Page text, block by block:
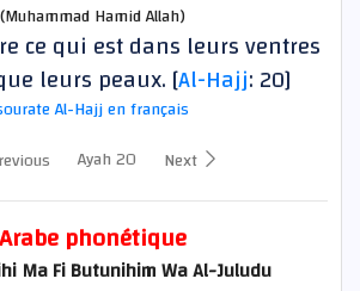
(Muhammad Hamid Allah)
ce qui est dans leurs ventres
leurs peaux. [Al-Hajj: 20]
Al-Hajj en français
Ayah 20 Next
Arabe phonétique
Ma Fi Butunihim Wa Al-Juludu